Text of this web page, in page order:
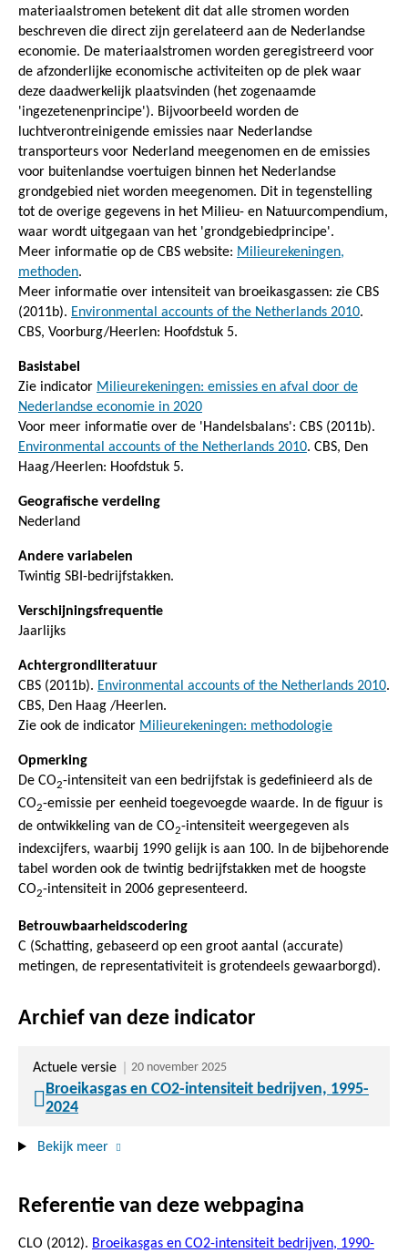
materiaalstromen betekent dit dat alle stromen worden
beschreven die direct zijn gerelateerd aan de Nederlandse
economie. De materiaalstromen worden geregistreerd voor
de afzonderlijke economische activiteiten op de plek waar
deze daadwerkelijk plaatsvinden (het zogenaamde
'ingezetenenprincipe'). Bijvoorbeeld worden de
luchtverontreinigende emissies naar Nederlandse
transporteurs voor Nederland meegenomen en de emissies
voor buitenlandse voertuigen binnen het Nederlandse
grondgebied niet worden meegenomen. Dit in tegenstelling
tot de overige gegevens in het Milieu- en Natuurcompendium,
waar wordt uitgegaan van het 'grondgebiedprincipe'.
Meer informatie op de CBS website: Milieurekeningen,
methoden.
Meer informatie over intensiteit van broeikasgassen: zie CBS
(2011b). Environmental accounts of the Netherlands 2010.
CBS, Voorburg/Heerlen: Hoofdstuk 5.
Basistabel
Zie indicator Milieurekeningen: emissies en afval door de
Nederlandse economie in 2020
Voor meer informatie over de 'Handelsbalans': CBS (2011b).
Environmental accounts of the Netherlands 2010. CBS, Den
Haag/Heerlen: Hoofdstuk 5.
Geografische verdeling
Nederland
Andere variabelen
Twintig SBI-bedrijfstakken.
Verschijningsfrequentie
Jaarlijks
Achtergrondliteratuur
CBS (2011b). Environmental accounts of the Netherlands 2010.
CBS, Den Haag /Heerlen.
Zie ook de indicator Milieurekeningen: methodologie
Opmerking
De CO2-intensiteit van een bedrijfstak is gedefinieerd als de
CO2-emissie per eenheid toegevoegde waarde. In de figuur is
de ontwikkeling van de CO2-intensiteit weergegeven als
indexcijfers, waarbij 1990 gelijk is aan 100. In de bijbehorende
tabel worden ook de twintig bedrijfstakken met de hoogste
CO2-intensiteit in 2006 gepresenteerd.
Betrouwbaarheidscodering
C (Schatting, gebaseerd op een groot aantal (accurate)
metingen, de representativiteit is grotendeels gewaarborgd).
Archief van deze indicator
Actuele versie 20 november 2025
Broeikasgas en CO2-intensiteit bedrijven, 1995-
2024
Bekijk meer
Referentie van deze webpagina
CLO (2012). Broeikasgas en CO2-intensiteit bedrijven, 1990-